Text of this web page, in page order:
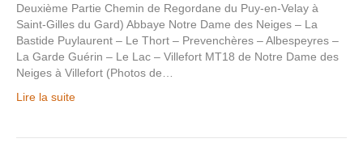
Deuxième Partie Chemin de Regordane du Puy-en-Velay à
Saint-Gilles du Gard) Abbaye Notre Dame des Neiges – La
Bastide Puylaurent – Le Thort – Prevenchères – Albespeyres –
La Garde Guérin – Le Lac – Villefort MT18 de Notre Dame des
Neiges à Villefort (Photos de…
Lire la suite